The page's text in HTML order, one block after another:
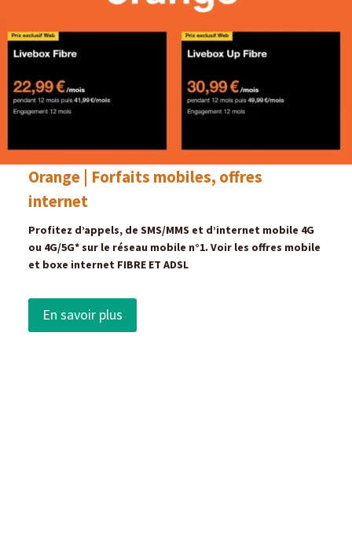
Orange | Forfaits mobiles, offres
internet
Profitez d’appels, de SMS/MMS et d’internet mobile 4G
ou 4G/5G* sur le réseau mobile n°1. Voir les offres mobile
et boxe internet FIBRE ET ADSL
En savoir plus